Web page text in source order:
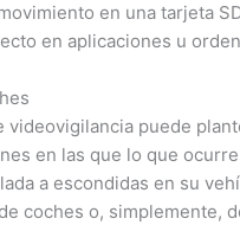
en una tarjeta
en aplicaciones u
puede
en las que lo que
a escondidas en su
coches o, simplemente,